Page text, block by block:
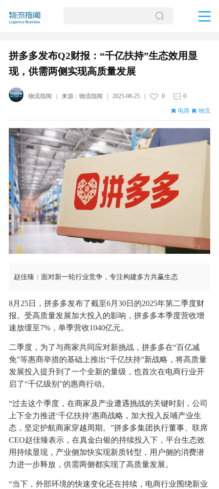
拼多多发布Q2财报：“千亿扶持”生态效用显
现，供需两侧实现高质量发展
物流指闻 | 来源： 物流指闻 2025-08-25| 0 0
电商 物流
赵佳臻：面对新一轮行业竞争，专注构建多方共赢生态
8月25日，拼多多发布了截至6月30日的2025年第二季度财
报。受高质量发展加大投入的影响，拼多多本季度营收增
速放缓至7%，单季营收1040亿元。
二季度，为了与商家共同应对新挑战，拼多多在“百亿减
免”等惠商举措的基础上推出“千亿扶持”新战略，将高质量
发展投入提升到了一个全新的量级，也首次在电商行业开
启了“千亿级别”的惠商行动。
“过去这个季度，在商家及产业遭遇挑战的关键时刻，公司
上下全力推进‘千亿扶持’惠商战略，加大投入反哺产业生
态，坚定护航商家穿越周期。”拼多多集团执行董事、联席
CEO赵佳臻表示， 在真金白银的持续投入下，平台生态效
用持续显现，产业侧加快实现新质转型，用户侧的消费潜
力进一步释放，供需两侧都实现了高质量发展。
“当下，外部环境的快速变化还在持续，电商行业围绕新业